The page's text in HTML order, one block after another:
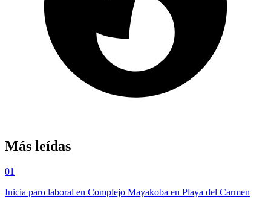
Más leídas
01
Inicia paro laboral en Complejo Mayakoba en Playa del Carmen